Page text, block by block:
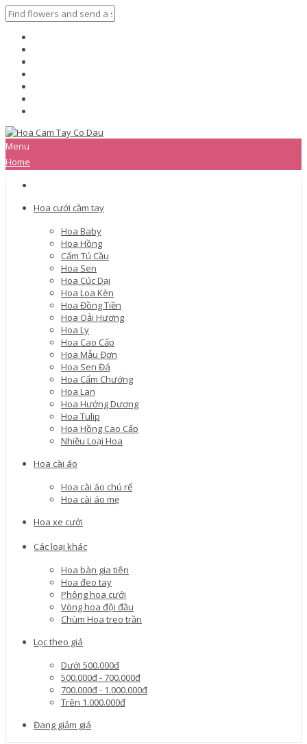
Menu
Home
Hoa cưới cầm tay
Hoa Baby
Hoa Hồng
Cẩm Tú Cầu
Hoa Sen
Hoa Cúc Dại
Hoa Loa Kèn
Hoa Đồng Tiền
Hoa Oải Hương
Hoa Ly
Hoa Cao Cấp
Hoa Mẫu Đơn
Hoa Sen Đá
Hoa Cẩm Chướng
Hoa Lan
Hoa Hướng Dương
Hoa Tulip
Hoa Hồng Cao Cấp
Nhiều Loại Hoa
Hoa cài áo
Hoa cài áo chú rể
Hoa cài áo mẹ
Hoa xe cưới
Các loại khác
Hoa bàn gia tiên
Hoa đeo tay
Phông hoa cưới
Vòng hoa đội đầu
Chùm Hoa treo trần
Lọc theo giá
Dưới 500.000đ
500.000đ - 700.000đ
700.000đ - 1.000.000đ
Trên 1.000.000đ
Đang giảm giá